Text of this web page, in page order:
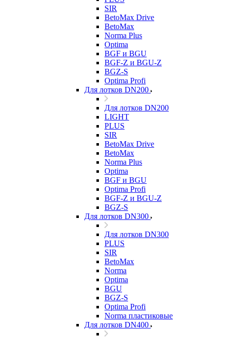
SIR
BetoMax Drive
BetoMax
Norma Plus
Optima
BGF и BGU
BGF-Z и BGU-Z
BGZ-S
Optima Profi
Для лотков DN200
Для лотков DN200
LIGHT
PLUS
SIR
BetoMax Drive
BetoMax
Norma Plus
Optima
BGF и BGU
Optima Profi
BGF-Z и BGU-Z
BGZ-S
Для лотков DN300
Для лотков DN300
PLUS
SIR
BetoMax
Norma
Optima
BGU
BGZ-S
Optima Profi
Norma пластиковые
Для лотков DN400